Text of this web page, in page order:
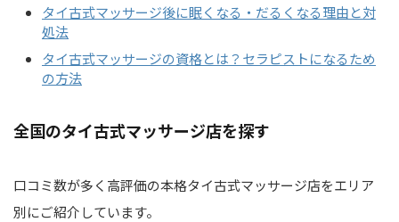
タイ古式マッサージ後に眠くなる・だるくなる理由と対
処法
タイ古式マッサージの資格とは？セラピストになるため
の方法
全国のタイ古式マッサージ店を探す
口コミ数が多く高評価の本格タイ古式マッサージ店をエリア
別にご紹介しています。